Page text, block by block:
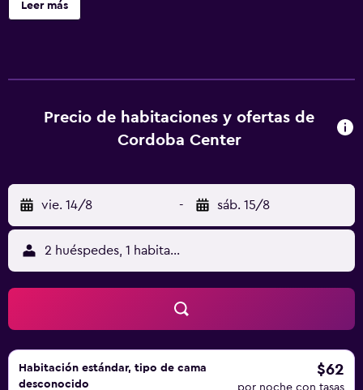
Córdoba Center ofrece 208 alojamientos con minibar y
están equipados con bañera o ducha, bidé, artículos de
higiene personal gratuitos y secador de pelo. Los
los días. Los servicios de ocio y esparcimiento en este
hotel incluyen una piscina al aire libre y gimnasio.
Leer más
Precio de habitaciones y ofertas de
Cordoba Center
vie. 14/8 - sáb. 15/8
2 huéspedes, 1 habitación
Habitación estándar, tipo de cama
desconocido
$62
por noche con tasas